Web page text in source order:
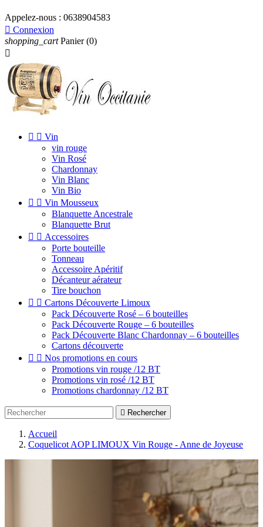
Appelez-nous : 0638904583
 Connexion
shopping_cart Panier (0)

  Vin
vin rouge
Vin Rosé
Chardonnay
Vin Blanc
Vin Bio
  Vin Mousseux
Blanquette Ancestrale
Blanquette Brut
  Accessoires
Porte bouteille
Tonneau
Accessoire Apéritif
Décanteur aérateur
Tire bouchon
  Cartons Découverte Limoux
Pack Découverte Rosé – 6 bouteilles
Pack Découverte Rouge – 6 bouteilles
Pack Découverte Blanc Chardonnay – 6 bouteilles
Cartons découverte
  Nos promotions en cours
Promotions vin rouge /12 BT
Promotions vin rosé /12 BT
Promotions chardonnay /12 BT
 Rechercher
Accueil
Coquelicot AOP LIMOUX Vin Rouge - Anne de Joyeuse